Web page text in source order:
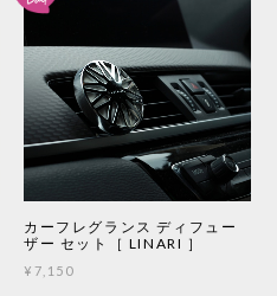
カーフレグランス ディフュー
ザー セット［ LINARI ］
¥7,150